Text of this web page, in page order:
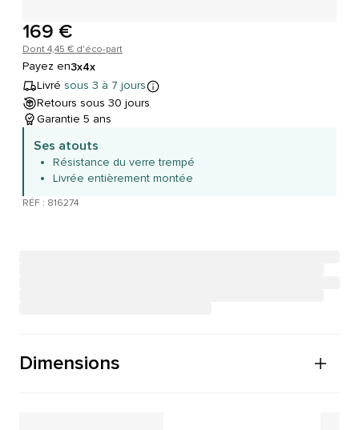
169 €
Dont 4,45 € d'éco-part
Payez en3x4x
Livré sous 3 à 7 jours
Retours sous 30 jours
Garantie 5 ans
Ses atouts
Résistance du verre trempé
Livrée entièrement montée
RÉF : 816274
Dimensions